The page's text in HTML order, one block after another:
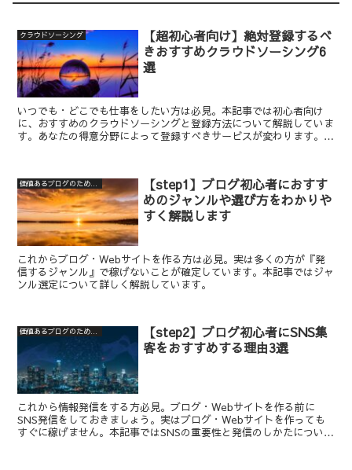
クラウドソーシング
【超初心者向け】絶対登録するべ
きおすすめクラウドソーシング6
選
いつでも・どこでも仕事をしたい方は必見。本記事では初心者向け
に、おすすめのクラウドソーシングと登録方法について解説していま
す。あなたの得意分野によって登録すべきサービスが変わります。時
【step1】ブログ初心者におすす
めのジャンルや選び方をわかりや
すく解説します
これからブログ・Webサイトを作る方は必見。実は多くの方が『発
信するジャンル』で稼げないことが確定しています。本記事ではジャ
ンル選定について詳しく解説しています。
【step2】ブログ初心者にSNS集
客をおすすめする理由3選
これから情報発信をする方必見。ブログ・Webサイトを作る前に
SNS発信をしておきましょう。実はブログ・Webサイトを作っても
すぐに稼げません。本記事ではSNSの重要性と発信のしかたについて